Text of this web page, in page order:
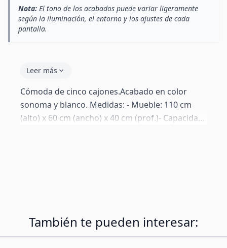
Nota: El tono de los acabados puede variar ligeramente
según la iluminación, el entorno y los ajustes de cada
pantalla.
Leer más
Cómoda de cinco cajones.Acabado en color
sonoma y blanco. Medidas: - Mueble: 110 cm
(alto) x 60 cm (ancho) x 40 cm (prof.)- Capacidad
También te pueden interesar: